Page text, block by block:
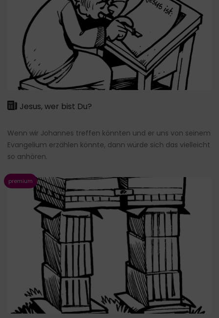
Jesus, wer bist Du?
Wenn wir Johannes treffen könnten und er uns von seinem
Evangelium erzählen könnte, dann würde sich das vielleicht
so anhören.